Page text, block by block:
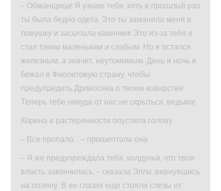
– Обманщица! Я узнаю тебя, хоть в прошлый раз
ты была бедно одета. Это ты заманила меня в
ловушку и засыпала камнями! Это из‑за тебя я
стал таким маленьким и слабым. Но я остался
железным, а значит, неутомимым. День и ночь я
бежал в Фиолетовую страну, чтобы
предупредить Дровосека о твоем коварстве.
Теперь тебе никуда от нас не скрыться, ведьма!
Корина в растерянности опустила голову.
– Все пропало… – прошептала она.
– Я же предупреждала тебя, колдунья, что твоя
власть закончилась, – сказала Элли, вернувшись
на поляну. В ее глазах еще стояли слезы от